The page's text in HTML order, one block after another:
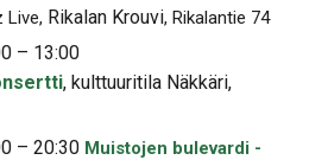
Live, Rikalan Krouvi, Rikalantie 74
– 13:00
, kulttuuritila Näkkäri,
– 20:30 Muistojen bulevardi -